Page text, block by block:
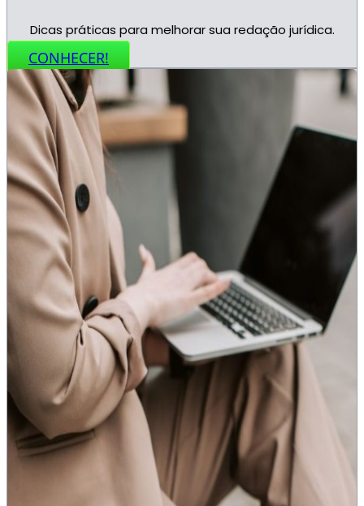
Dicas práticas para melhorar sua redação jurídica.
CONHECER!